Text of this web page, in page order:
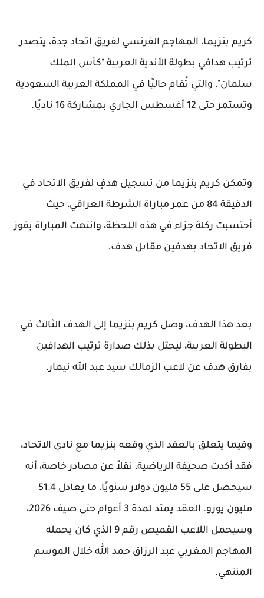
كريم بنزيما، المهاجم الفرنسي لفريق اتحاد جدة، يتصدر
ترتيب هدافي بطولة الأندية العربية "كأس الملك
سلمان"، والتي تُقام حاليًا في المملكة العربية السعودية
وتستمر حتى 12 أغسطس الجاري بمشاركة 16 ناديًا.
وتمكن كريم بنزيما من تسجيل هدفٍ لفريق الاتحاد في
الدقيقة 84 من عمر مباراة الشرطة العراقي، حيث
أحتسبت ركلة جزاء في هذه اللحظة، وانتهت المباراة بفوز
فريق الاتحاد بهدفين مقابل هدف.
بعد هذا الهدف، وصل كريم بنزيما إلى الهدف الثالث في
البطولة العربية، ليحتل بذلك صدارة ترتيب الهدافين
بفارق هدف عن لاعب الزمالك سيد عبد الله نيمار.
وفيما يتعلق بالعقد الذي وقعه بنزيما مع نادي الاتحاد،
فقد أكدت صحيفة الرياضية، نقلاً عن مصادر خاصة، أنه
سيحصل على 55 مليون دولار سنويًا، ما يعادل 51.4
مليون يورو. العقد يمتد لمدة 3 أعوام حتى صيف 2026،
وسيحمل اللاعب القميص رقم 9 الذي كان يحمله
المهاجم المغربي عبد الرزاق حمد الله خلال الموسم
المنتهي.